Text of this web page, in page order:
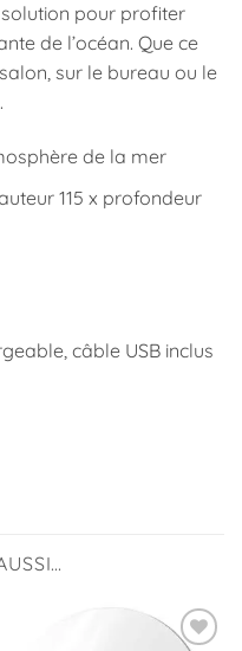
pour profiter
de l’océan. Que ce
sur le bureau ou le
de la mer
115 x profondeur
câble USB inclus